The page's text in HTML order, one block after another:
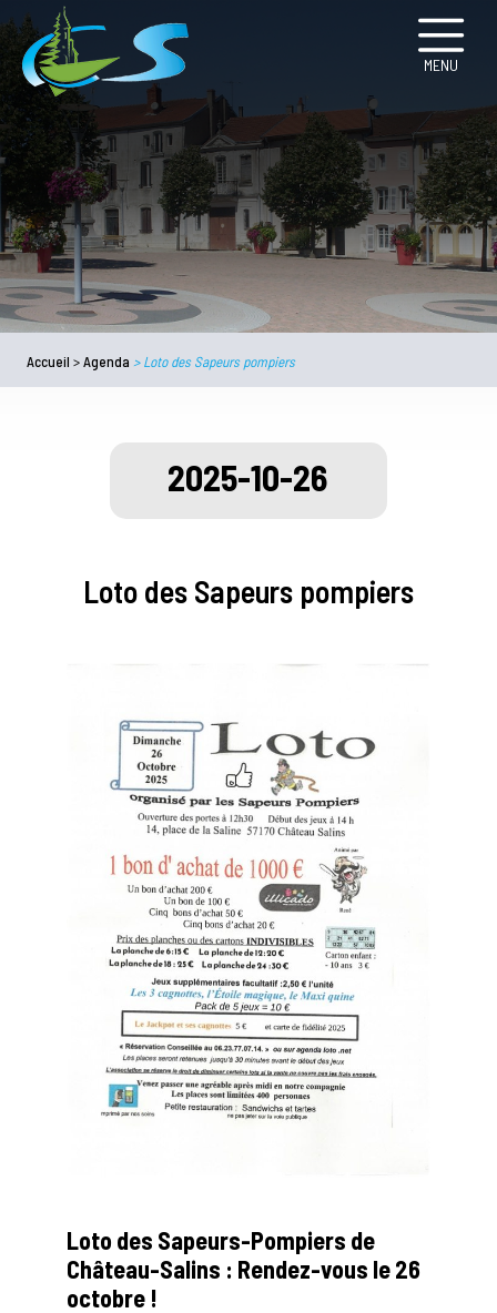
MENU
Accueil >Agenda >Loto des Sapeurs pompiers
2025-10-26
Loto des Sapeurs pompiers
Loto des Sapeurs-Pompiers de
Château-Salins : Rendez-vous le 26
octobre !